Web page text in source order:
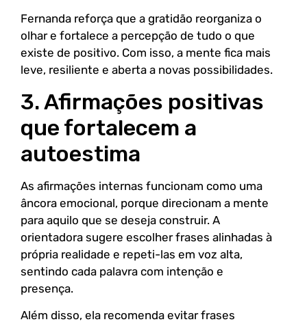
Fernanda reforça que a gratidão reorganiza o
olhar e fortalece a percepção de tudo o que
existe de positivo. Com isso, a mente fica mais
leve, resiliente e aberta a novas possibilidades.
3. Afirmações positivas
que fortalecem a
autoestima
As afirmações internas funcionam como uma
âncora emocional, porque direcionam a mente
para aquilo que se deseja construir. A
orientadora sugere escolher frases alinhadas à
própria realidade e repeti-las em voz alta,
sentindo cada palavra com intenção e
presença.
Além disso, ela recomenda evitar frases